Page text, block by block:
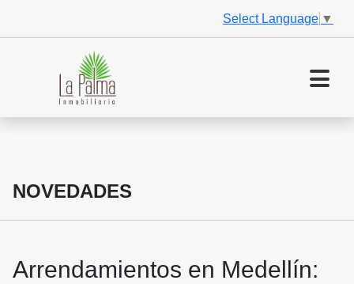
Select Language ▼
NOVEDADES
Arrendamientos en Medellín: